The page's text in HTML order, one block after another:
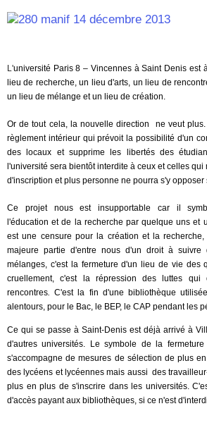
L'université Paris 8 – Vincennes à Saint Denis est
lieu de recherche, un lieu d'arts, un lieu de
un lieu de mélange et un lieu de création.
Or de tout cela, la nouvelle direction ne veut
règlement intérieur qui prévoit la possibilité d'un
des locaux et supprime les libertés des
l'université sera bientôt interdite à ceux et celles qui
d'inscription et plus personne ne pourra s'y opposer
Ce projet nous est insupportable car il
l'éducation et de la recherche par quelque uns et
est une censure pour la création et la
majeure partie d'entre nous d'un droit à
mélanges, c'est la fermeture d'un lieu de vie des
cruellement, c'est la répression des luttes
rencontres
C'est la fin d'une bibliothèque
alentours, pour le Bac, le BEP, le CAP pendant les
Ce qui se passe à Saint-Denis est déjà arrivé à
d'autres universités. Le symbole de la
s'accompagne de mesures de sélection de plus
des lycéens et lycéennes mais aussi des
plus en plus de s'inscrire dans les universités.
d'accès payant aux bibliothèques, si ce n'est